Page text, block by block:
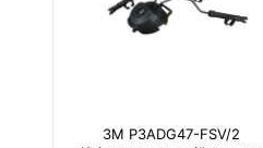
3M P3ADG47-FSV/2